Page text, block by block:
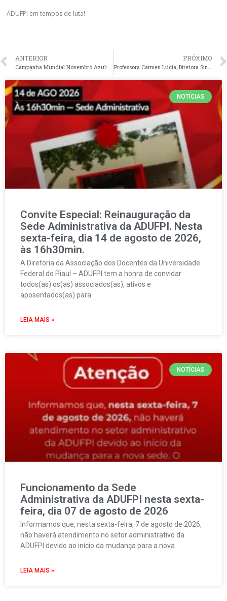
ADUFPI em tempos de luta!
ANTERIOR
Campanha Mundial Novembro Azul: Mês de combate e conscientização sobre o câncer de próstata
PRÓXIMO
Professora Carmen Lúcia, Diretora Sindical da ADUFPI ministra capacitação sobre educação indígena para Prefeitura de Teresina e Governo do Estado do Piauí
NOTÍCIAS
Convite Especial: Reinauguração da
Sede Administrativa da ADUFPI. Nesta
sexta-feira, dia 14 de agosto de 2026,
às 16h30min.
A Diretoria da Associação dos Docentes da Universidade
Federal do Piauí – ADUFPI tem a honra de convidar
todos(as) os(as) associados(as), ativos e
aposentados(as) para
LEIA MAIS »
NOTÍCIAS
Funcionamento da Sede
Administrativa da ADUFPI nesta sexta-
feira, dia 07 de agosto de 2026
Informamos que, nesta sexta-feira, 7 de agosto de 2026,
não haverá atendimento no setor administrativo da
ADUFPI devido ao início da mudança para a nova
LEIA MAIS »